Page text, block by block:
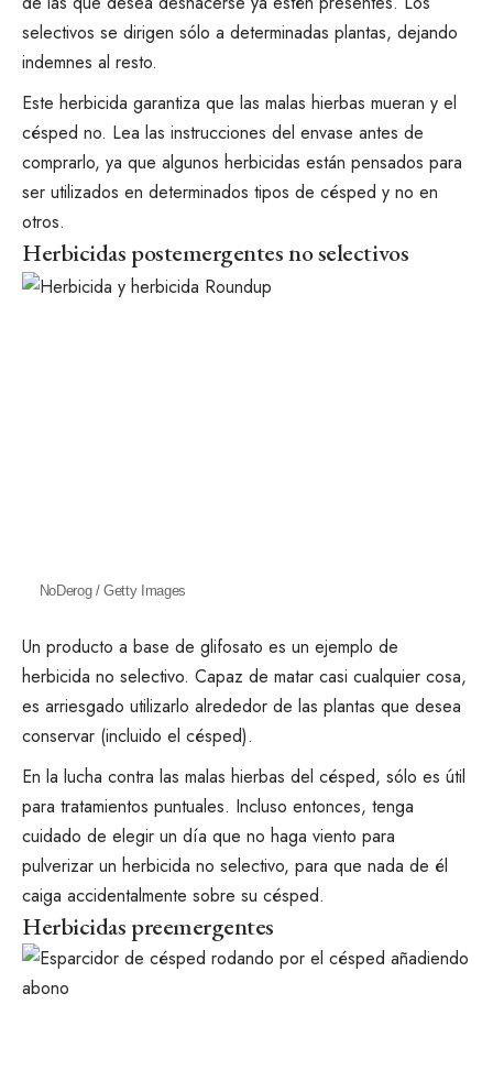
selectivos se dirigen sólo a determinadas plantas, dejando
indemnes al resto.
Este herbicida garantiza que las malas hierbas mueran y el
césped no. Lea las instrucciones del envase antes de
comprarlo, ya que algunos herbicidas están pensados para
ser utilizados en determinados tipos de césped y no en
otros.
Herbicidas postemergentes no selectivos
NoDerog / Getty Images
Un producto a base de glifosato es un ejemplo de
herbicida no selectivo. Capaz de matar casi cualquier cosa,
es arriesgado utilizarlo alrededor de las plantas que desea
conservar (incluido el césped).
En la lucha contra las malas hierbas del césped, sólo es útil
para tratamientos puntuales. Incluso entonces, tenga
cuidado de elegir un día que no haga viento para
pulverizar un herbicida no selectivo, para que nada de él
caiga accidentalmente sobre su césped.
Herbicidas preemergentes